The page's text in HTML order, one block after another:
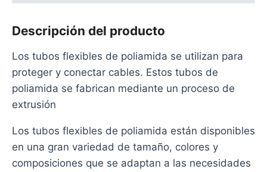
Descripción del producto
Los tubos flexibles de poliamida se utilizan para
proteger y conectar cables. Estos tubos de
poliamida se fabrican mediante un proceso de
extrusión
Los tubos flexibles de poliamida están disponibles
en una gran variedad de tamaño, colores y
composiciones que se adaptan a las necesidades